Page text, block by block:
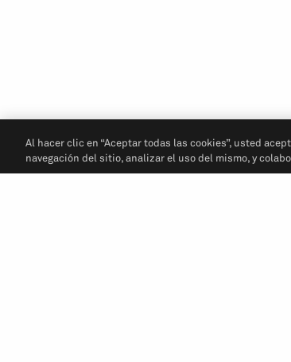
Al hacer clic en “Aceptar todas las cookies”, usted
navegación del sitio, analizar el uso del mismo, y